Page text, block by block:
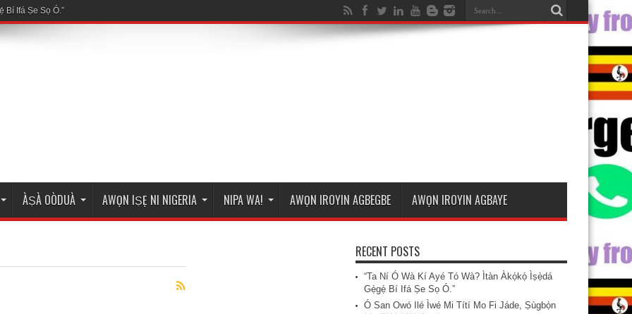
ÀṢÀ OÒDUÀ AWỌN IṢẸ NI NIGERIA NIPA WA! AWỌN IROYIN AGBEGBE AWỌN IROYIN AGBAYE
RECENT POSTS
“Ta Ní Ó Wà Kí Ayé Tó Wà? Ìtàn Àkọ́kọ́ Ìṣẹ̀dá
Gẹ́gẹ́ Bí Ifá Ṣe Sọ Ó.”
Ó San Owó Ilé Ìwé Mi Títí Mo Fi Jáde, Ṣùgbọ́n